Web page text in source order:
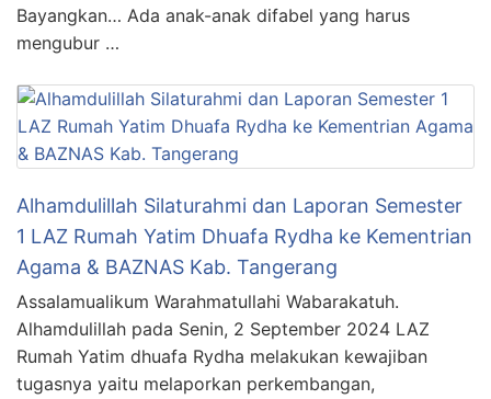
Bayangkan… Ada anak-anak difabel yang harus
mengubur …
Alhamdulillah Silaturahmi dan Laporan Semester
1 LAZ Rumah Yatim Dhuafa Rydha ke Kementrian
Agama & BAZNAS Kab. Tangerang
Assalamualikum Warahmatullahi Wabarakatuh.
Alhamdulillah pada Senin, 2 September 2024 LAZ
Rumah Yatim dhuafa Rydha melakukan kewajiban
tugasnya yaitu melaporkan perkembangan,